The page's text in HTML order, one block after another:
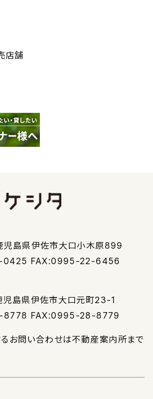
店舗
児島県伊佐市大口小木原899
0425 FAX:0995-22-6456
児島県伊佐市大口元町23-1
FAX:0995-28-8779
お問い合わせは不動産案内所まで